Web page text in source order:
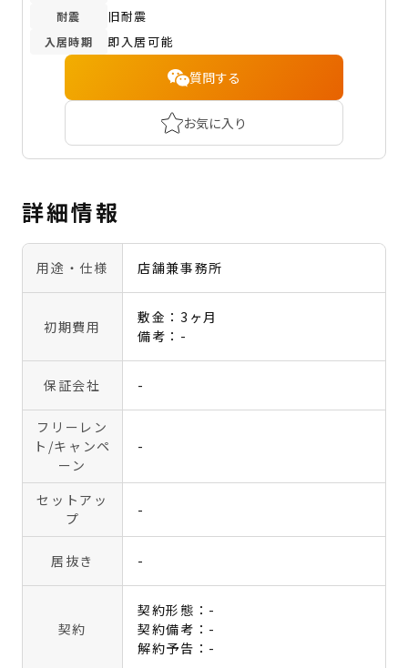
耐震 旧耐震
入居時期 即入居可能
質問する
お気に入り
詳細情報
用途・仕様 店舗兼事務所
初期費用
敷金：3ヶ月
備考：-
保証会社 -
フリーレン
ト /キャンペ
ーン
-
セットアッ
プ
-
居抜き -
契約
契約形態：-
契約備考：-
解約予告：-